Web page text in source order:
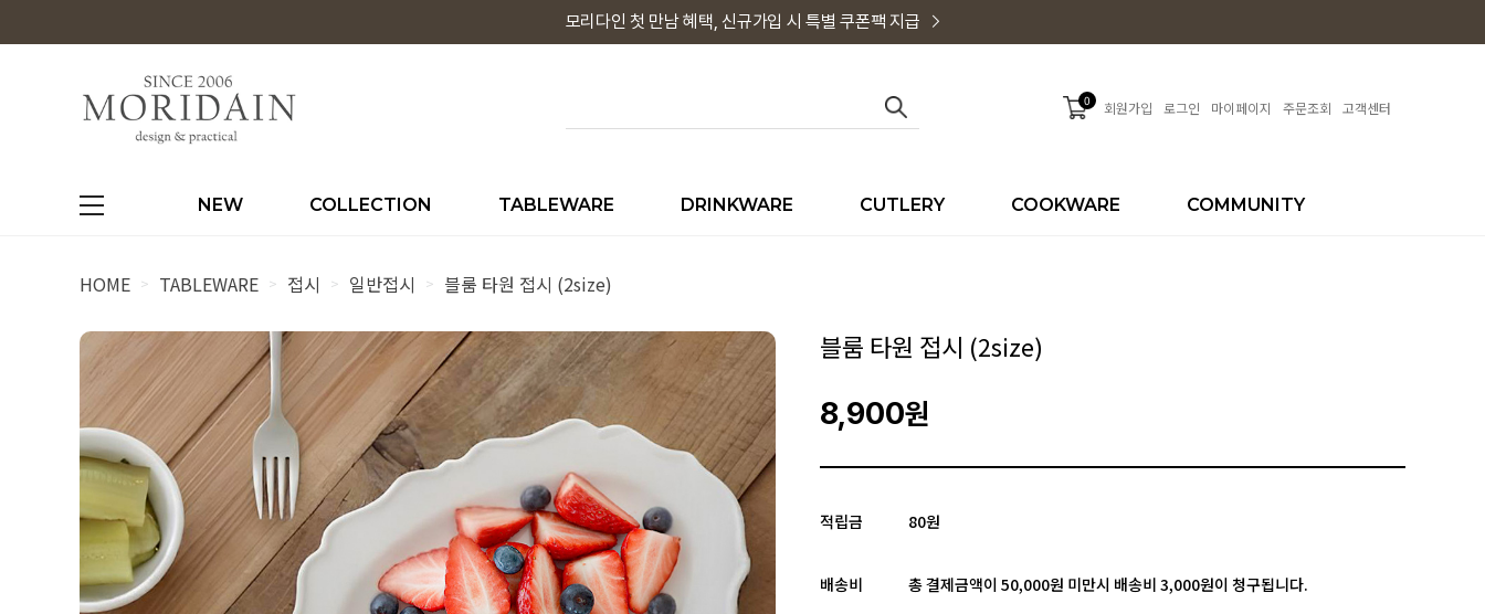
모리다인 첫 만남 혜택, 신규가입 시 특별 쿠폰팩 지급
0 회원가입 로그인 마이페이지 주문조회 고객센터
NEW COLLECTION TABLEWARE DRINKWARE CUTLERY COOKWARE COMMUNITY
HOME > TABLEWARE > 접시 > 일반접시 > 블룸 타원 접시 (2size)
블룸 타원 접시 (2size)
8,900원
적립금 80원
배송비 총 결제금액이 50,000원 미만시 배송비 3,000원이 청구됩니다.